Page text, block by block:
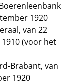
1920
van 22
(voor het
Brabant, van
1920